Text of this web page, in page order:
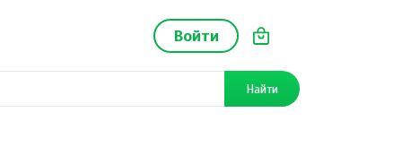
Войти
Найти